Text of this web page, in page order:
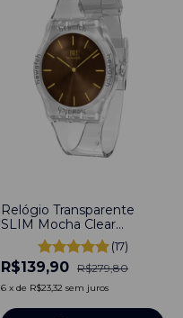
Relógio Transparente
SLIM Mocha Clear
Bewatch
(17)
R$139,90 R$279,80
6 x de R$23,32 sem juros